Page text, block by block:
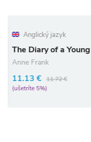
a Young Girl
€